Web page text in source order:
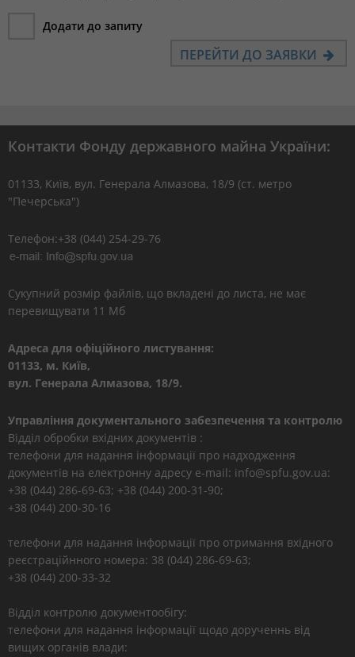
Додати до запиту
ПЕРЕЙТИ ДО ЗАЯВКИ
Контакти Фонду державного майна України:
01133, Kиїв, вул. Генерала Алмазова, 18/9 (ст. метро
"Печерська")
Телефон:+38 (044) 254-29-76
Сукупний розмір файлів, що вкладені до листа, не має
перевищувати 11 Мб
Адреса для офіційного листування:
01133, м. Київ,
вул. Генерала Алмазова, 18/9.
Управління документального забезпечення та контролю
Відділ обробки вхідних документів :
телефони для надання інформації про надходження
документів на електронну адресу e-mail: info@spfu.gov.ua:
+38 (044) 286-69-63; +38 (044) 200-31-90;
+38 (044) 200-30-16
телефони для надання інформації про отримання вхідного
реєстраційнного номера: 38 (044) 286-69-63;
+38 (044) 200-33-32
Відділ контролю документообігу:
телефони для надання інформації щодо дорученнь від
вищих органів влади: